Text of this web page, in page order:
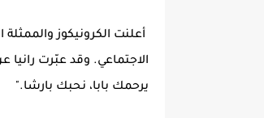
أعلنت الكرونيكوز
الاجتماعي. وقد عبّرت رانيا
يرحمك بابا، نحبك بارشا."